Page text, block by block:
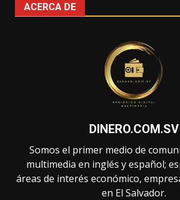
ACERCA DE
DINERO.COM.SV
Somos el primer medio de
multimedia en inglés y español;
áreas de interés económico,
en El Salvador.